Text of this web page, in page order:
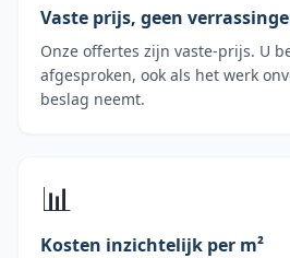
Vaste prijs, geen
Onze offertes zijn vaste-prijs. U
afgesproken, ook als het werk
beslag neemt.
📊
Kosten inzichtelijk per m²